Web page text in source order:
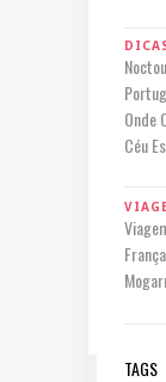
Onde
Céu
TAGS